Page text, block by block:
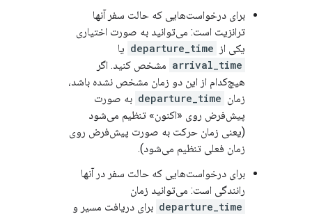
برای درخواست‌هایی که حالت سفر آنها
ترانزیت است: می‌توانید به صورت اختیاری
یکی از departure_time یا
arrival_time مشخص کنید. اگر
هیچ‌کدام از این دو زمان مشخص نشده باشد،
زمان departure_time به صورت
پیش‌فرض روی «اکنون» تنظیم می‌شود
(یعنی زمان حرکت به صورت پیش‌فرض روی
زمان فعلی تنظیم می‌شود).
برای درخواست‌هایی که حالت سفر در آنها
رانندگی است: می‌توانید زمان
departure_time برای دریافت مسیر و